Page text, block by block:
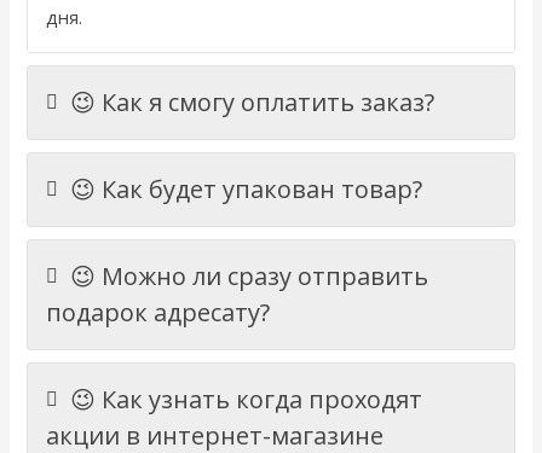
дня.
😉 Как я смогу оплатить заказ?
😉 Как будет упакован товар?
😉 Можно ли сразу отправить
подарок адресату?
😉 Как узнать когда проходят
акции в интернет-магазине